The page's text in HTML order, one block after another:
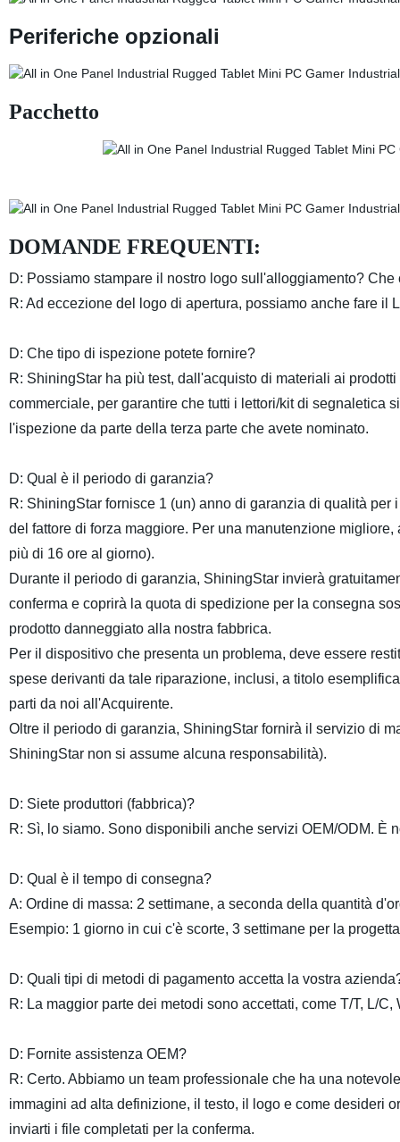
Periferiche opzionali
Pacchetto
DOMANDE FREQUENTI:
D: Possiamo stampare il nostro logo sull'alloggiamento? Che
R: Ad eccezione del logo di apertura, possiamo anche fare il
D: Che tipo di ispezione potete fornire?
R: ShiningStar ha più test, dall'acquisto di materiali ai
commerciale, per garantire che tutti i lettori/kit di segnaletica
l'ispezione da parte della terza parte che avete nominato.
D: Qual è il periodo di garanzia?
R: ShiningStar fornisce 1 (un) anno di garanzia di qualità
del fattore di forza maggiore. Per una manutenzione
più di 16 ore al giorno).
Durante il periodo di garanzia, ShiningStar invierà
conferma e coprirà la quota di spedizione per la consegna
prodotto danneggiato alla nostra fabbrica.
Per il dispositivo che presenta un problema, deve essere
spese derivanti da tale riparazione, inclusi, a titolo
parti da noi all'Acquirente.
Oltre il periodo di garanzia, ShiningStar fornirà il servizio di
ShiningStar non si assume alcuna responsabilità).
D: Siete produttori (fabbrica)?
R: Sì, lo siamo. Sono disponibili anche servizi OEM/ODM. È
D: Qual è il tempo di consegna?
A: Ordine di massa: 2 settimane, a seconda della quantità
Esempio: 1 giorno in cui c'è scorte, 3 settimane per la
D: Quali tipi di metodi di pagamento accetta la vostra
R: La maggior parte dei metodi sono accettati, come T/T, L/
D: Fornite assistenza OEM?
R: Certo. Abbiamo un team professionale che ha una
immagini ad alta definizione, il testo, il logo e come desideri
inviarti i file completati per la conferma.